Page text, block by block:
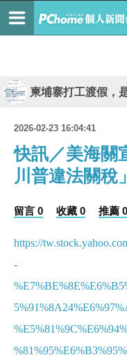
柬埔寨打工渡假，
2026-02-23 16:04:41
快訊／美海關
川普違法關稅
留言 0 收藏 0 推薦 0
https://
-